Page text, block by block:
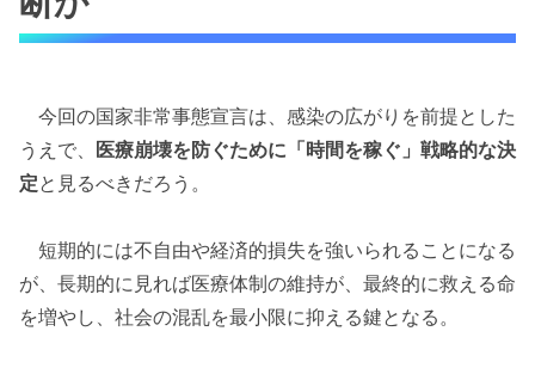
今回の国家非常事態宣言は、感染の広がりを前提とした
うえで、 医療崩壊を防ぐために「時間を稼ぐ」戦略的な決
定と見るべきだろう。
短期的には不自由や経済的損失を強いられることになる
が、長期的に見れば医療体制の維持が、最終的に救える命
を増やし、社会の混乱を最小限に抑える鍵となる。